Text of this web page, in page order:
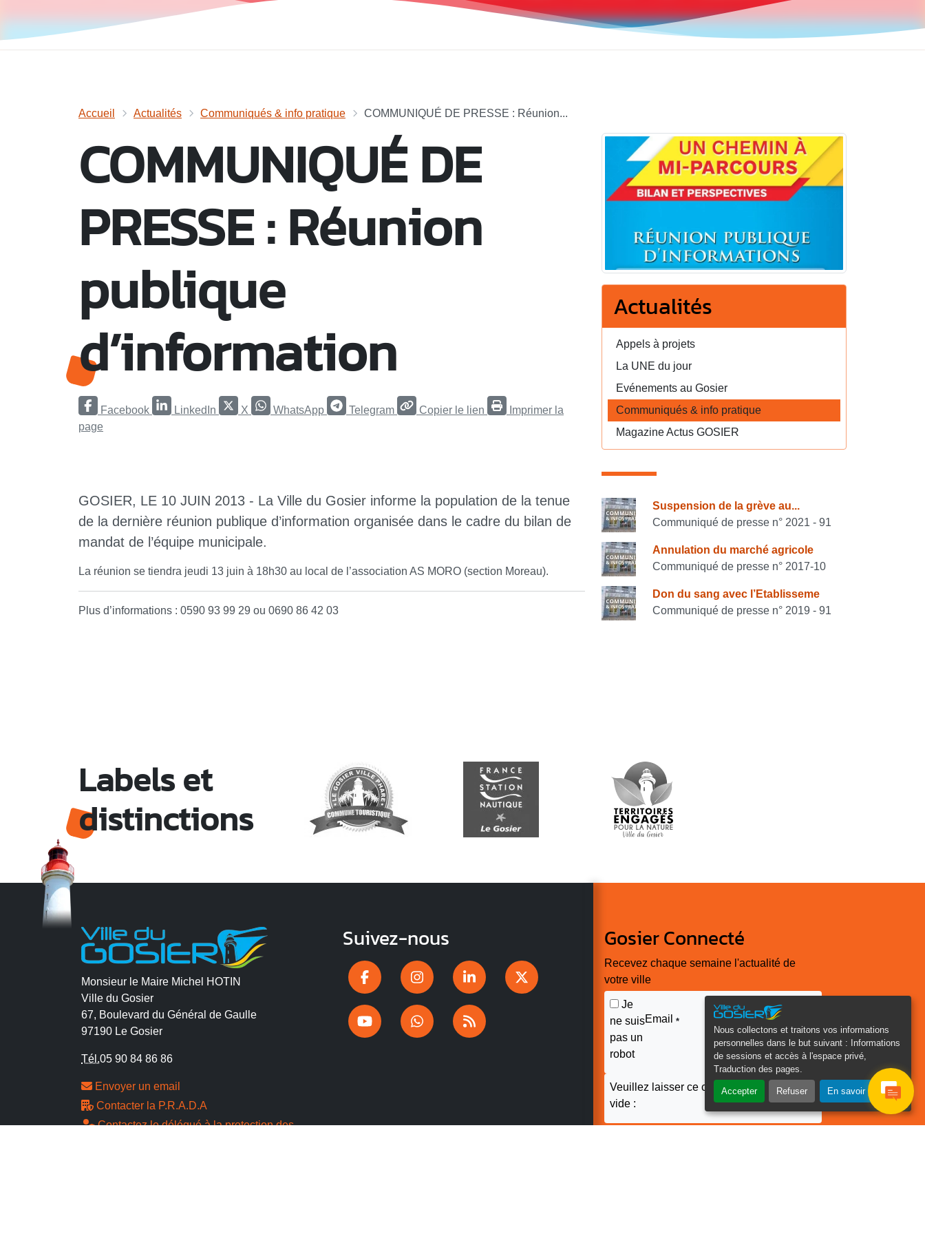
Nous collectons et traitons vos informations
personnelles dans le but suivant :
Informations
de sessions et accès à l'espace privé,
Traduction des pages
Accepter Refuser En savoir plus
Accueil Actualités Communiqués & info pratique COMMUNIQUÉ DE PRESSE : Réunion...
COMMUNIQUÉ DE
PRESSE : Réunion
publique
d’information
Facebook LinkedIn X WhatsApp Telegram Copier le lien
Imprimer la
page
GOSIER, LE 10 JUIN 2013 - La Ville du Gosier informe la population de la tenue
de la dernière réunion publique d’information organisée dans le cadre du bilan de
mandat de l’équipe municipale.
La réunion se tiendra jeudi 13 juin à 18h30 au local de l’association AS MORO (section Moreau).
Plus d’informations : 0590 93 99 29 ou 0690 86 42 03
Actualités
Appels à projets
La UNE du jour
Evénements au Gosier
Communiqués & info pratique
Magazine Actus GOSIER
Consulter également
Suspension de la grève au...
Communiqué de presse n° 2021 - 91
Annulation du marché agricole
Communiqué de presse n° 2017-10
Don du sang avec l’Etablisseme
Communiqué de presse n° 2019 - 91
Labels et
distinctions
Monsieur le Maire Michel HOTIN
Ville du Gosier
67, Boulevard du Général de Gaulle
97190 Le Gosier
Tél.05 90 84 86 86
Envoyer un email
Contacter la P.R.A.D.A
Contactez le délégué à la protection des
Suivez-nous Gosier Connecté
Recevez chaque semaine l'actualité de
votre ville
Je
ne suis
pas un
robot
Email *
Veuillez laisser ce champ
vide :